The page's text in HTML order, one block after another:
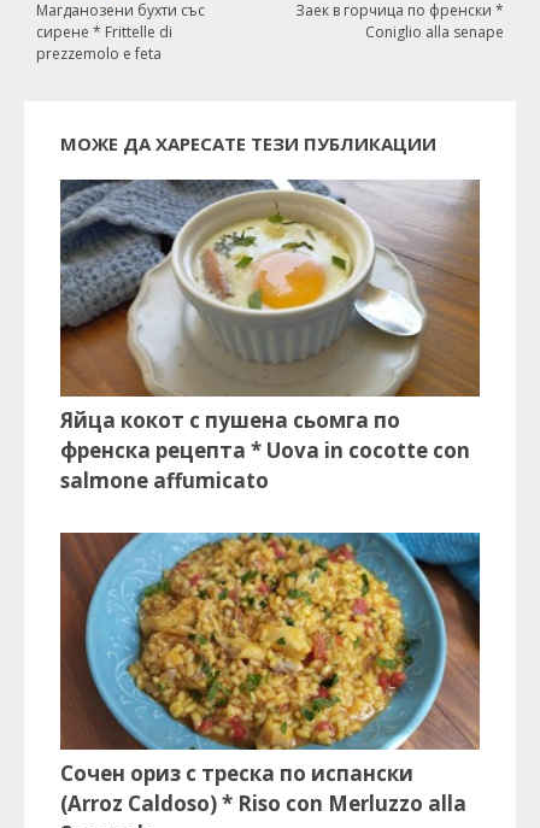
Заек в горчица по френски *
Coniglio alla senape
Магданозени бухти със
сирене * Frittelle di
prezzemolo e feta
МОЖЕ ДА ХАРЕСАТЕ ТЕЗИ ПУБЛИКАЦИИ
Яйца кокот с пушена сьомга по
френска рецепта * Uova in cocotte con
salmone affumicato
Сочен ориз с треска по испански
(Arroz Caldoso) * Riso con Merluzzo alla